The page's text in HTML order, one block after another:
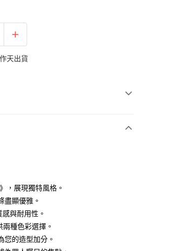
天出貨
，展現獨特風格。
盡顯優雅。
與耐用性。
種色彩選擇。
您的造型加分。